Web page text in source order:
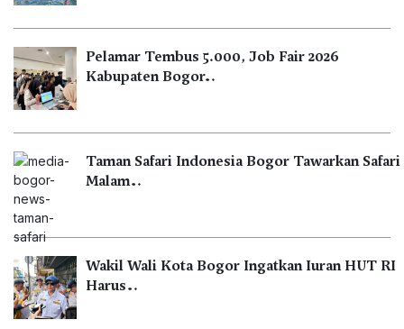
Pelamar Tembus 5.000, Job Fair 2026
Kabupaten Bogor…
Taman Safari Indonesia Bogor Tawarkan Safari
Malam…
Wakil Wali Kota Bogor Ingatkan Iuran HUT RI
Harus…